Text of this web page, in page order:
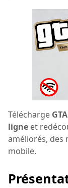
Télécharge
ligne et
améliorés, des
mobile.